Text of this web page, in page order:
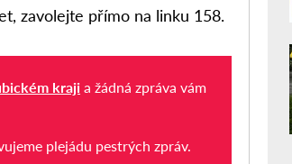
zavolejte přímo na linku 158.
kraji a žádná zpráva vám
plejádu pestrých zpráv.